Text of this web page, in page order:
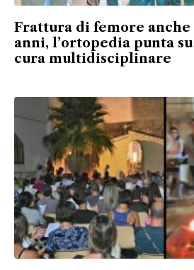
Frattura di femore
anni, l’ortopedia punta
cura multidisciplinare